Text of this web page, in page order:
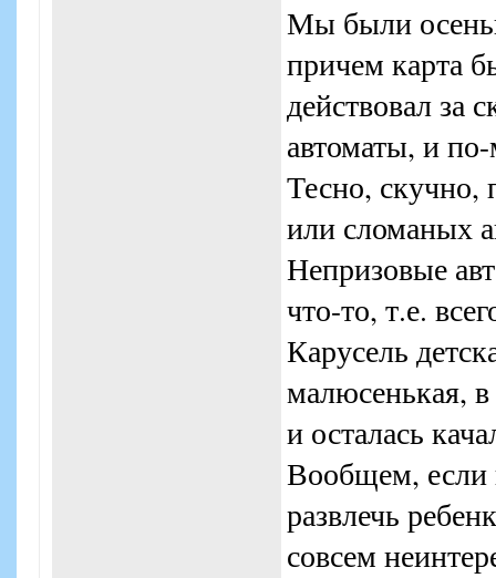
Мы были
причем карта
действовал за
автоматы, и
Тесно,
или сломаных
Непризовые
что-то, т.е.
Карусель
малюсенькая,
и осталась
Вообщем, если
развлечь
совсем